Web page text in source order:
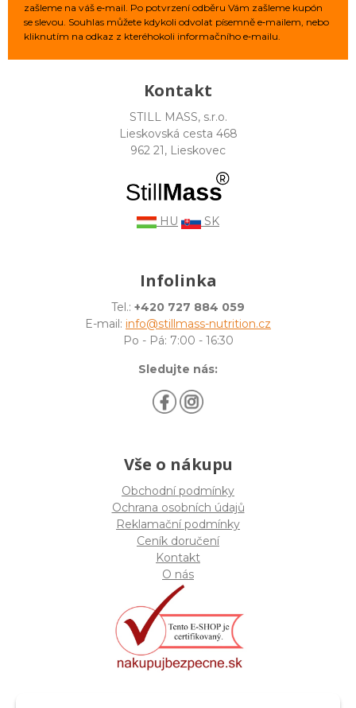
zašleme na váš e‑mail. Po potvrzení odběru Vám zašleme kupón
se slevou. Souhlas můžete kdykoli odvolat písemně e‑mailem, nebo
kliknutím na odkaz z kteréhokoli informačního e‑mailu.
Kontakt
STILL MASS, s.r.o.
Lieskovská cesta 468
962 21, Lieskovec
HU SK
Infolinka
Tel.: +420 727 884 059
E-mail: info@stillmass-nutrition.cz
Po - Pá: 7:00 - 16:30
Sledujte nás:
Vše o nákupu
Obchodní podmínky
Ochrana osobních údajů
Reklamační podmínky
Ceník doručení
Kontakt
O nás